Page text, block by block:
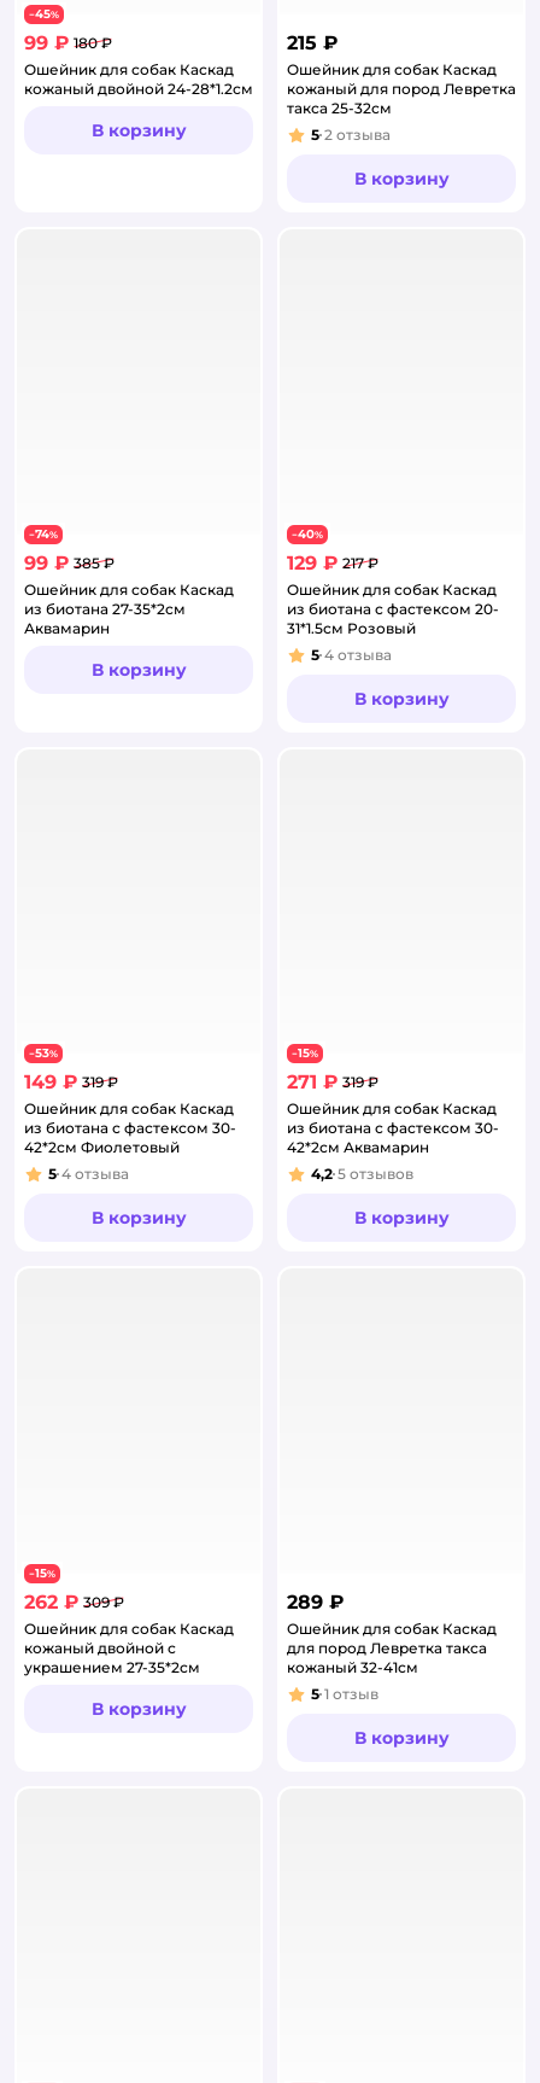
−45%
99 ₽ 180 ₽
Ошейник для собак Каскад
кожаный двойной 24-28*1.2см
В корзину
215 ₽
Ошейник для собак Каскад
кожаный для пород Левретка
такса 25-32см
Рейтинг:
5 2 отзыва
В корзину
−74%
99 ₽ 385 ₽
Ошейник для собак Каскад
из биотана 27-35*2см
Аквамарин
В корзину
−40%
129 ₽ 217 ₽
Ошейник для собак Каскад
из биотана с фастексом 20-
31*1.5см Розовый
Рейтинг:
5 4 отзыва
В корзину
−53%
149 ₽ 319 ₽
Ошейник для собак Каскад
из биотана с фастексом 30-
42*2см Фиолетовый
Рейтинг:
5 4 отзыва
В корзину
−15%
271 ₽ 319 ₽
Ошейник для собак Каскад
из биотана с фастексом 30-
42*2см Аквамарин
Рейтинг:
4,2 5 отзывов
В корзину
−15%
262 ₽ 309 ₽
Ошейник для собак Каскад
кожаный двойной с
украшением 27-35*2см
В корзину
289 ₽
Ошейник для собак Каскад
для пород Левретка такса
кожаный 32-41см
Рейтинг:
5 1 отзыв
В корзину